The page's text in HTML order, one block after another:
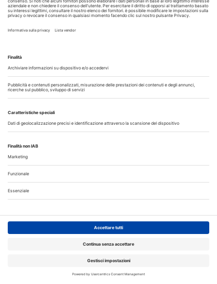
Il flusso di lavoro dell’odontoiatra chairside
Odontoiatria33
Chi siamo
Autori
Privacy
Registrazione MediKey